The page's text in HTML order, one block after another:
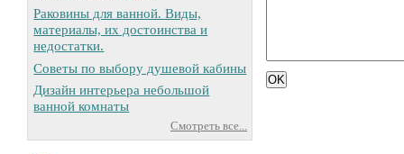
Раковины для ванной. Виды,
материалы, их достоинства и
недостатки.
Советы по выбору душевой кабины
Дизайн интерьера небольшой
ванной комнаты
Смотреть все...